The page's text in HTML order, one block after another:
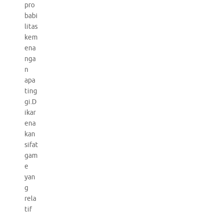
pro
babi
litas
kem
ena
nga
n
apa
ting
gi.D
ikar
ena
kan
sifat
gam
e
yan
g
rela
tif